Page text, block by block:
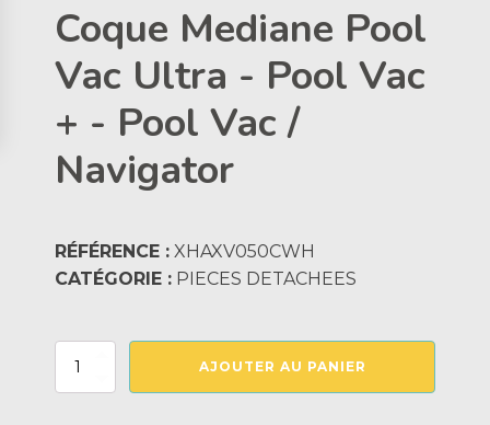
Coque Mediane Pool
Vac Ultra - Pool Vac
+ - Pool Vac /
Navigator
RÉFÉRENCE : XHAXV050CWH
CATÉGORIE : PIECES DETACHEES
quantité
AJOUTER AU PANIER